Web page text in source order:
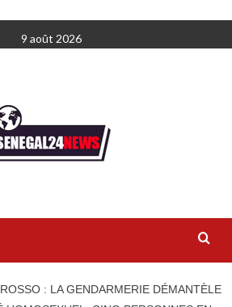
9 août 2026
ROSSO : LA GENDARMERIE DÉMANTÈLE